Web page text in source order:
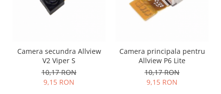
Placi de baza
Apple
Camera secundra Allview
V2 Viper S
10,17 RON
9,15 RON
Camera principala pentru
Allview P6 Lite
10,17 RON
9,15 RON